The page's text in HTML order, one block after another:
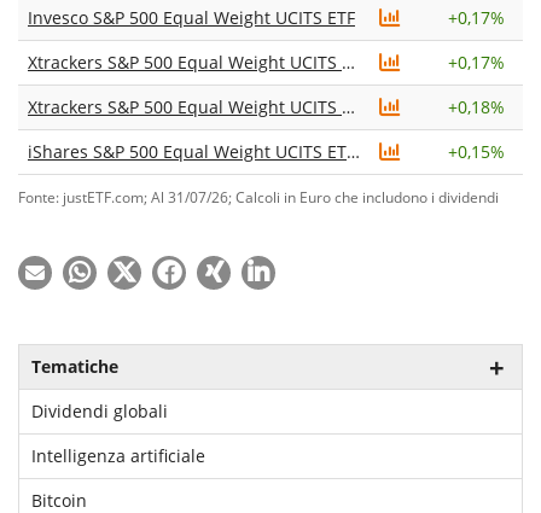
Invesco S&P 500 Equal Weight UCITS ETF +0,17%
Xtrackers S&P 500 Equal Weight UCITS ETF 1C
+0,17%
Xtrackers S&P 500 Equal Weight UCITS ETF 2D
+0,18%
iShares S&P 500 Equal Weight UCITS ETF USD (Acc)
+0,15%
Fonte: justETF.com; Al 31/07/26; Calcoli in Euro che includono i dividendi
Tematiche
Dividendi globali
Intelligenza artificiale
Bitcoin